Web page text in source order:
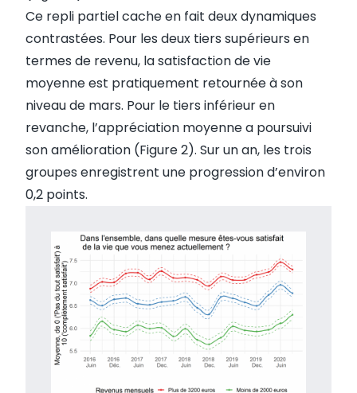
Ce repli partiel cache en fait deux dynamiques
contrastées. Pour les deux tiers supérieurs en
termes de revenu, la satisfaction de vie
moyenne est pratiquement retournée à son
niveau de mars. Pour le tiers inférieur en
revanche, l’appréciation moyenne a poursuivi
son amélioration (Figure 2). Sur un an, les trois
groupes enregistrent une progression d’environ
0,2 points.